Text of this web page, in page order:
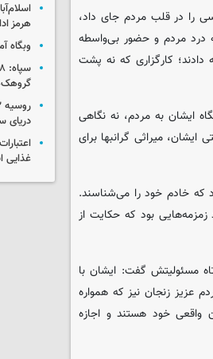
را در قلب مردم جای داد،
درد مردم و حضور بی‌واسطه
دادند؛ کارگزاری که نه پشت
ایشان به مردم، نه نگاهی
ایشان، میراثی گرانبها برای
که خادم خود را می‌شناسند.
بود که حکایت از
مسئولیتش گفت: ایشان با
عزیز زنجان نیز که همواره
واقعی خود هستند و اجازه
هرمز
وبگاه
دریای
غذایی